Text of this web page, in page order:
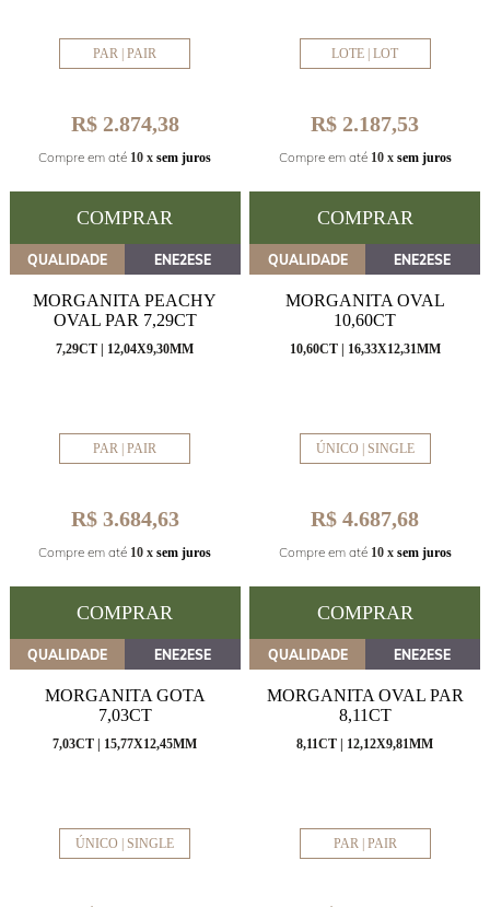
PAR | PAIR
R$ 2.874,38
Compre em até 10 x sem juros
COMPRAR
LOTE | LOT
R$ 2.187,53
Compre em até 10 x sem juros
COMPRAR
QUALIDADE ENE2ESE
MORGANITA PEACHY
OVAL PAR 7,29CT
7,29CT | 12,04X9,30MM
PAR | PAIR
R$ 3.684,63
Compre em até 10 x sem juros
COMPRAR
QUALIDADE ENE2ESE
MORGANITA OVAL
10,60CT
10,60CT | 16,33X12,31MM
ÚNICO | SINGLE
R$ 4.687,68
Compre em até 10 x sem juros
COMPRAR
QUALIDADE ENE2ESE
MORGANITA GOTA
7,03CT
7,03CT | 15,77X12,45MM
ÚNICO | SINGLE
QUALIDADE ENE2ESE
MORGANITA OVAL PAR
8,11CT
8,11CT | 12,12X9,81MM
PAR | PAIR